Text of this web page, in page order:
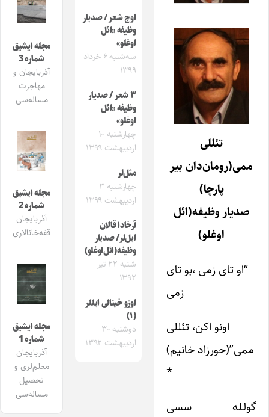
تئللی
ممی(رومان‌دان بیر
پارچا)
صدیار وظیفه(ائل
اوغلو)
“او تای زمی ،بو تای
زمی
اونو اکن، تئللی
ممی”(حورزاد خانیم)
*
گولـله سسی
اوچ شعر / صدیار
وظیفه «ائل
اوغلو»
سه‌شنبه ۶ خرداد
۱۳۹۹
۳ شعر / صدیار
وظیفه «ائل
اوغلو»
چهارشنبه ۱۰
اردیبهشت ۱۳۹۹
مثل‌لر
چهارشنبه ۳
اردیبهشت ۱۳۹۹
آرخادا قالان
ایل‌لر/ صدیار
وظیفه(ائل‌اوغلو)
شنبه ۲۲ تیر
۱۳۹۲
اوزو خینالی ایللر
(۱)
دوشنبه ۳۰
اردیبهشت ۱۳۹۲
مجله ایشیق
شماره 3
آذربایجان و
مهاجرت
مساله‌سی
مجله ایشیق
شماره 2
آذربایجان
قفه‌خانالاری
مجله ایشیق
شماره 1
آذربایجان
معلم‌لری و
تحصیل
مساله‌سی